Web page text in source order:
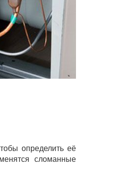
определить её
сломанные